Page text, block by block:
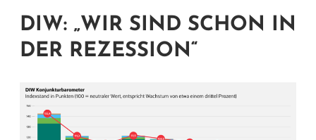
DIW: „WIR SIND SCHON IN
DER REZESSION“